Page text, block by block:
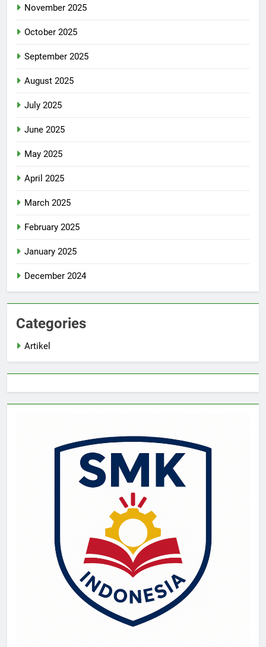
November 2025
October 2025
September 2025
August 2025
July 2025
June 2025
May 2025
April 2025
March 2025
February 2025
January 2025
December 2024
Categories
Artikel